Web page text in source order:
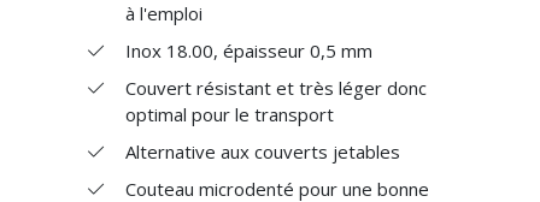
à l'emploi
Inox 18.00, épaisseur 0,5 mm
Couvert résistant et très léger donc
optimal pour le transport
Alternative aux couverts jetables
Couteau microdenté pour une bonne